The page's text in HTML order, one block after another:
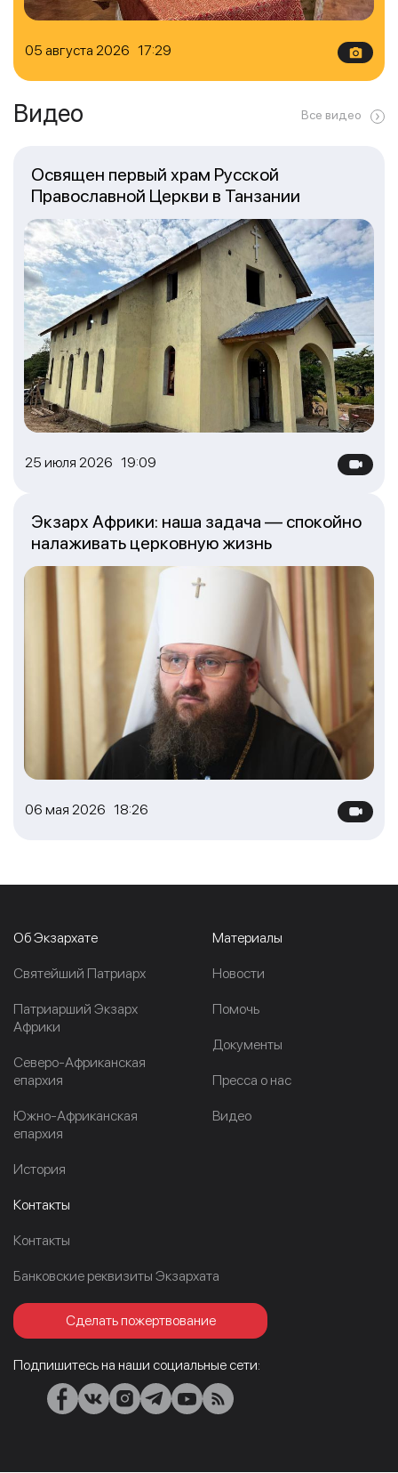
05 августа 2026 17:29
Видео Все видео
25 июля 2026 19:09
Освящен первый храм Русской
Православной Церкви в Танзании
06 мая 2026 18:26
Экзарх Африки: наша задача — спокойно
налаживать церковную жизнь
Об Экзархате
Cвятейший Патриарх
Патриарший Экзарх
Африки
Северо-Африканская
епархия
Южно-Африканская
епархия
История
Материалы
Новости
Помочь
Документы
Пресса о нас
Видео
Контакты
Контакты
Банковские реквизиты Экзархата
Сделать пожертвование
Подпишитесь на наши социальные сети: